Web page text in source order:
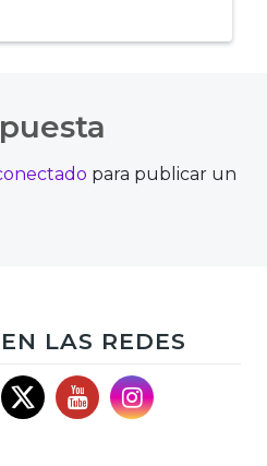
para publicar un
LAS REDES
X YouTubeInstagram